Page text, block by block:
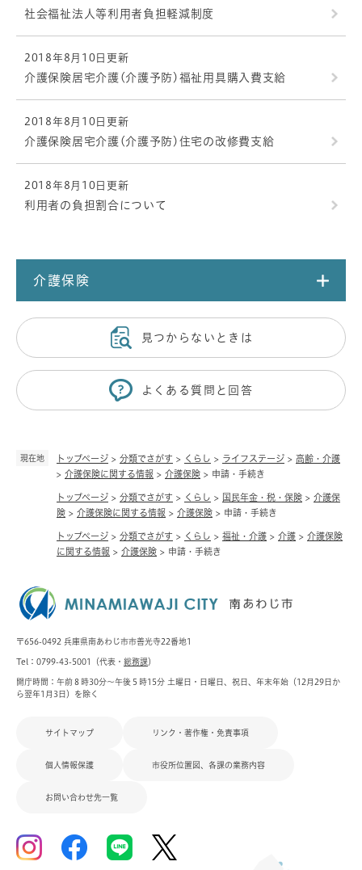
現在地 トップページ > 分類でさがす > くらし > ライフステージ > 高齢・介護
> 介護保険に関する情報 > 介護保険 > 申請・手続き
トップページ > 分類でさがす > くらし > 国民年金・税・保険 > 介護保
険 > 介護保険に関する情報 > 介護保険 > 申請・手続き
トップページ > 分類でさがす > くらし > 福祉・介護 > 介護 > 介護保険
に関する情報 > 介護保険 > 申請・手続き
社会福祉法人等利用者負担軽減制度
2018年8月10日更新
介護保険居宅介護(介護予防)福祉用具購入費支給
2018年8月10日更新
介護保険居宅介護(介護予防)住宅の改修費支給
2018年8月10日更新
利用者の負担割合について
介護保険
見つからないときは
よくある質問と回答
〒656-0492 兵庫県南あわじ市市善光寺22番地1
Tel：0799-43-5001（代表・ 総務課）
開庁時間：午前８時30分～午後５時15分 土曜日・日曜日、祝日、年末年始（12月29日か
ら翌年1月3日）を除く
サイトマップ リンク・著作権・免責事項
個人情報保護 市役所位置図、各課の業務内容
お問い合わせ先一覧